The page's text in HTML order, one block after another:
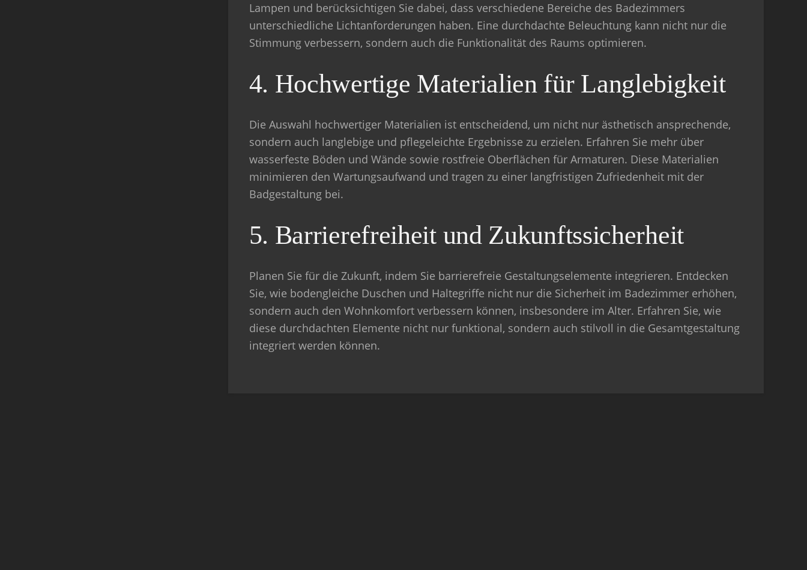
Lampen und berücksichtigen Sie dabei, dass verschiedene Bereiche des Badezimmers
unterschiedliche Lichtanforderungen haben. Eine durchdachte Beleuchtung kann nicht nur die
Stimmung verbessern, sondern auch die Funktionalität des Raums optimieren.
4. Hochwertige Materialien für Langlebigkeit
Die Auswahl hochwertiger Materialien ist entscheidend, um nicht nur ästhetisch ansprechende,
sondern auch langlebige und pflegeleichte Ergebnisse zu erzielen. Erfahren Sie mehr über
wasserfeste Böden und Wände sowie rostfreie Oberflächen für Armaturen. Diese Materialien
minimieren den Wartungsaufwand und tragen zu einer langfristigen Zufriedenheit mit der
Badgestaltung bei.
5. Barrierefreiheit und Zukunftssicherheit
Planen Sie für die Zukunft, indem Sie barrierefreie Gestaltungselemente integrieren. Entdecken
Sie, wie bodengleiche Duschen und Haltegriffe nicht nur die Sicherheit im Badezimmer erhöhen,
sondern auch den Wohnkomfort verbessern können, insbesondere im Alter. Erfahren Sie, wie
diese durchdachten Elemente nicht nur funktional, sondern auch stilvoll in die Gesamtgestaltung
integriert werden können.